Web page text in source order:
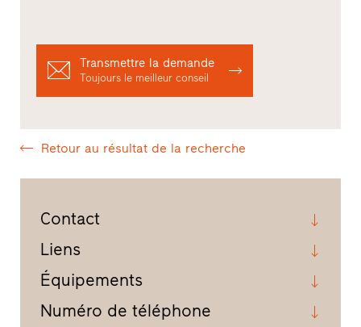
Transmettre la demande
Toujours le meilleur conseil
Retour au résultat de la recherche
Contact
Liens
Équipements
Numéro de téléphone